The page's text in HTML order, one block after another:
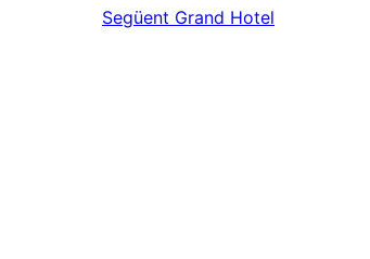
Següent Grand Hotel